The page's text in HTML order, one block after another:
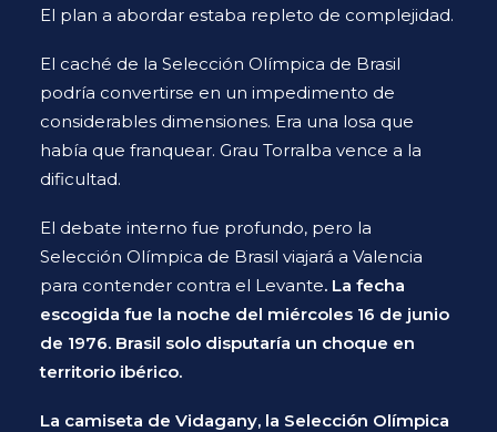
El plan a abordar estaba repleto de complejidad.
El caché de la Selección Olímpica de Brasil
podría convertirse en un impedimento de
considerables dimensiones. Era una losa que
había que franquear. Grau Torralba vence a la
dificultad.
El debate interno fue profundo, pero la
Selección Olímpica de Brasil viajará a Valencia
para contender contra el Levante. La fecha
escogida fue la noche del miércoles 16 de junio
de 1976. Brasil solo disputaría un choque en
territorio ibérico.
La camiseta de Vidagany, la Selección Olímpica